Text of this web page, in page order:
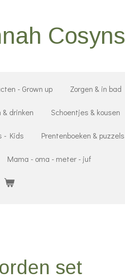
Cosyns
- Grown up Zorgen & in bad
& drinken Schoentjes & kousen
- Kids Prentenboeken & puzzels
Mama - oma - meter - juf
set